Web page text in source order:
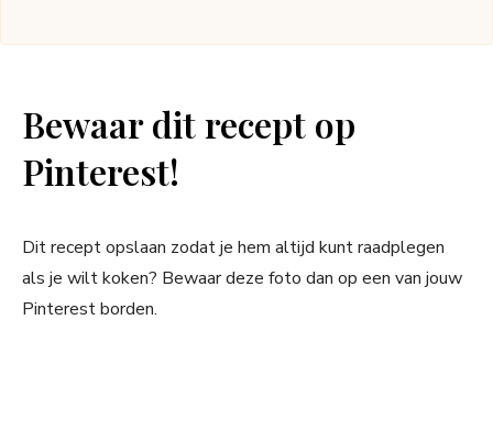
Bewaar dit recept op
Pinterest!
Dit recept opslaan zodat je hem altijd kunt raadplegen
als je wilt koken? Bewaar deze foto dan op een van jouw
Pinterest borden.